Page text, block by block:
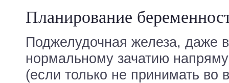
Планирование
Поджелудочная железа, даже
нормальному зачатию
(если только не принимать во